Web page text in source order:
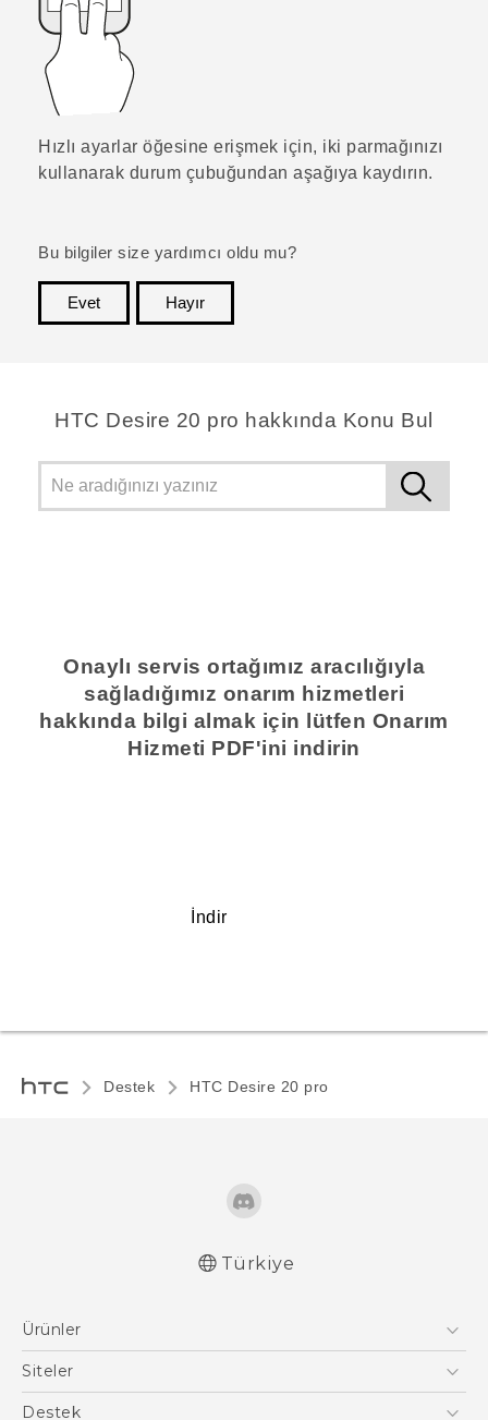
Hızlı ayarlar öğesine erişmek için, iki parmağınızı
kullanarak durum çubuğundan aşağıya kaydırın.
Bu bilgiler size yardımcı oldu mu?
Evet
Hayır
‎HTC Desire 20 pro hakkında Konu Bul
Onaylı servis ortağımız aracılığıyla
sağladığımız onarım hizmetleri
hakkında bilgi almak için lütfen Onarım
Hizmeti PDF'ini indirin
İndir
Destek ‎HTC Desire 20 pro‎
User manual
Türkiye
Ürünler
Akıllı Telefonlar
Siteler
HTC Dev
Destek